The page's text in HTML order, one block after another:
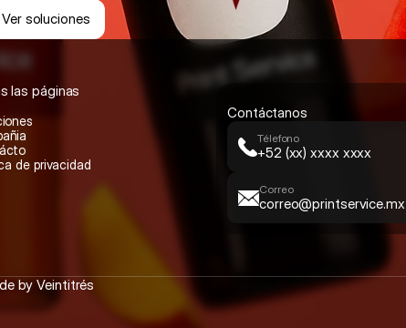
Ver soluciones
las páginas
de privacidad
Contáctanos
Télefono
+52 (xx) xxxx xxxx
Correo
correo@printservice.mx
by Veintitrés